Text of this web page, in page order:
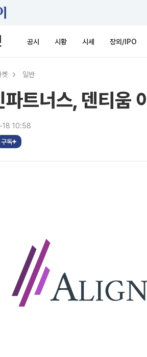
공시 시황 시세 장외/IPO
켓 일반
파트너스, 덴티움
18 10:58
구독